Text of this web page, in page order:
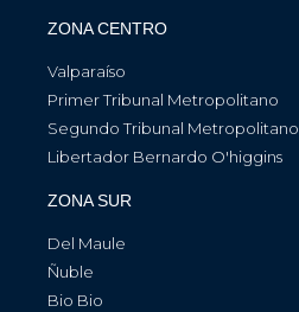
ZONA CENTRO
Valparaíso
Primer Tribunal Metropolitano
Segundo Tribunal Metropolitano
Libertador Bernardo O'higgins
ZONA SUR
Del Maule
Ñuble
Bio Bio